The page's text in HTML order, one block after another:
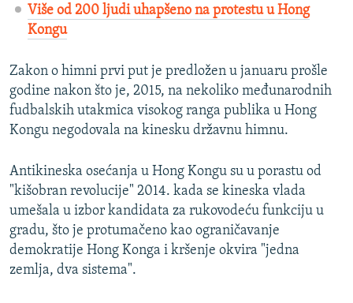
Više od 200 ljudi uhapšeno na protestu u Hong
Kongu
Zakon o himni prvi put je predložen u januaru prošle
godine nakon što je, 2015, na nekoliko međunarodnih
fudbalskih utakmica visokog ranga publika u Hong
Kongu negodovala na kinesku državnu himnu.
Antikineska osećanja u Hong Kongu su u porastu od
"kišobran revolucije" 2014. kada se kineska vlada
umešala u izbor kandidata za rukovodeću funkciju u
gradu, što je protumačeno kao ograničavanje
demokratije Hong Konga i kršenje okvira "jedna
zemlja, dva sistema".